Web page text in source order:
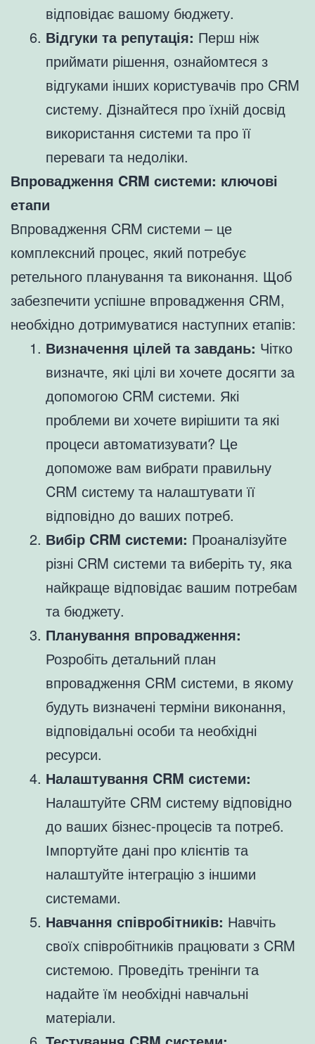
відповідає вашому бюджету.
Відгуки та репутація: Перш ніж
приймати рішення, ознайомтеся з
відгуками інших користувачів про CRM
систему. Дізнайтеся про їхній досвід
використання системи та про її
переваги та недоліки.
Впровадження CRM системи: ключові
етапи
Впровадження CRM системи – це
комплексний процес, який потребує
ретельного планування та виконання. Щоб
забезпечити успішне впровадження CRM,
необхідно дотримуватися наступних етапів:
Визначення цілей та завдань: Чітко
визначте, які цілі ви хочете досягти за
допомогою CRM системи. Які
проблеми ви хочете вирішити та які
процеси автоматизувати? Це
допоможе вам вибрати правильну
CRM систему та налаштувати її
відповідно до ваших потреб.
Вибір CRM системи: Проаналізуйте
різні CRM системи та виберіть ту, яка
найкраще відповідає вашим потребам
та бюджету.
Планування впровадження:
Розробіть детальний план
впровадження CRM системи, в якому
будуть визначені терміни виконання,
відповідальні особи та необхідні
ресурси.
Налаштування CRM системи:
Налаштуйте CRM систему відповідно
до ваших бізнес-процесів та потреб.
Імпортуйте дані про клієнтів та
налаштуйте інтеграцію з іншими
системами.
Навчання співробітників: Навчіть
своїх співробітників працювати з CRM
системою. Проведіть тренінги та
надайте їм необхідні навчальні
матеріали.